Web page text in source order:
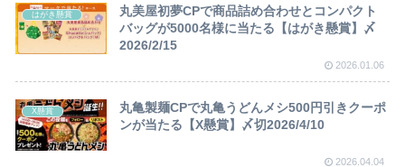
はがき懸賞
丸美屋初夢CPで商品詰め合わせとコンパクト
バッグが5000名様に当たる【はがき懸賞】〆
2026/2/15
2026.01.06
X懸賞
丸亀製麺CPで丸亀うどんメシ500円引きクーポ
ンが当たる【X懸賞】〆切2026/4/10
2026.04.04